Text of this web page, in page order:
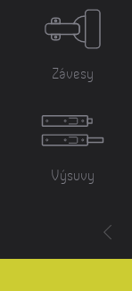
Závesy
Výsuvy